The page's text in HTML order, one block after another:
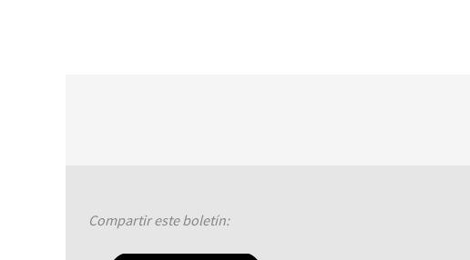
Compartir este boletín: